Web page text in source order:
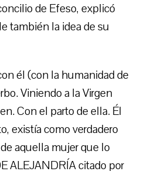
de Efeso, explicó
también la idea de su
él (con la humanidad de
Viniendo a la Virgen
Con el parto de ella. Él
existía como verdadero
aquella mujer que lo
ALEJANDRÍA citado por